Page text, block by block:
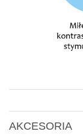
AKCESORIA